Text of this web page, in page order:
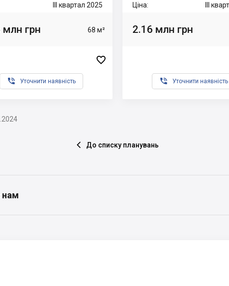
III квартал 2025
млн грн 68 м²

 Уточнити наявність
Ціна: III
2.16 млн грн
 Уточнити наявність
 До списку планувань
нам